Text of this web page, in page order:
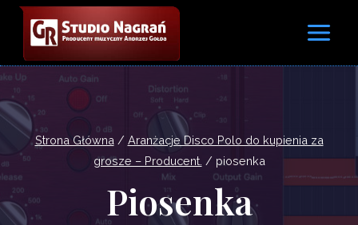
Przejdź
treści
Strona Główna / Aranżacje Disco Polo do kupienia za
grosze – Producent. / piosenka
Piosenka